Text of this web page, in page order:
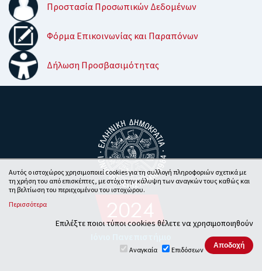
Προστασία Προσωπικών Δεδομένων
Φόρμα Επικοινωνίας και Παραπόνων
Δήλωση Προσβασιμότητας
Αυτός ο ιστοχώρος χρησιμοποιεί cookies για τη συλλογή πληροφοριών σχετικά με
τη χρήση του από επισκέπτες, με στόχο την κάλυψη των αναγκών τους καθώς και
τη βελτίωση του περιεχομένου του ιστοχώρου.
Περισσότερα
Επιλέξτε ποιοι τύποι cookies θέλετε να χρησιμοποιηθούν
Αναγκαία Επιδόσεων